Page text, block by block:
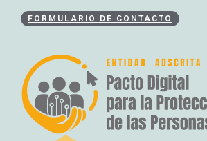
FORMULARIO DE CONTACTO